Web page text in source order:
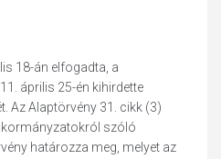
18-án elfogadta, a
április 25-én kihirdette
Az Alaptörvény 31. cikk (3)
szóló
határozza meg, melyet az